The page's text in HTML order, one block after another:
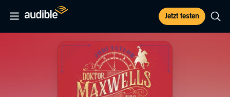
Jetzt testen